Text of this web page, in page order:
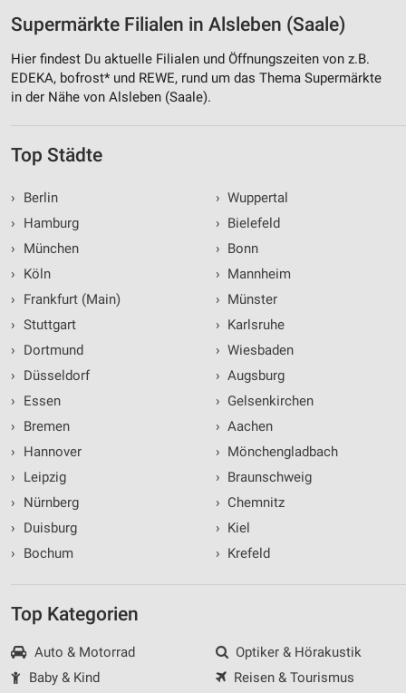
Supermärkte Filialen in Alsleben (Saale)
Hier findest Du aktuelle Filialen und Öffnungszeiten von z.B.
EDEKA, bofrost* und REWE, rund um das Thema Supermärkte
in der Nähe von Alsleben (Saale).
Top Städte
›
Berlin
›
Hamburg
›
München
›
Köln
›
Frankfurt (Main)
› Stuttgart
›
Dortmund
›
Düsseldorf
›
Essen
›
Bremen
›
Hannover
›
Leipzig
›
Nürnberg
›
Duisburg
›
Bochum
› Wuppertal
› Bielefeld
› Bonn
› Mannheim
› Münster
› Karlsruhe
› Wiesbaden
› Augsburg
› Gelsenkirchen
› Aachen
› Mönchengladbach
› Braunschweig
› Chemnitz
› Kiel
› Krefeld
Top Kategorien
Auto & Motorrad
Baby & Kind
Optiker & Hörakustik
Reisen & Tourismus